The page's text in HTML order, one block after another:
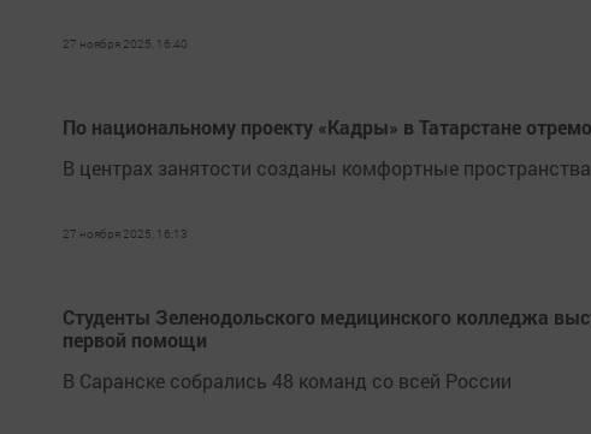
27 ноября 2025, 16:40
По национальному проекту «Кадры» в Татарстане
В центрах занятости созданы комфортные
27 ноября 2025, 16:13
Студенты Зеленодольского медицинского колледжа
первой помощи
В Саранске собрались 48 команд со всей России